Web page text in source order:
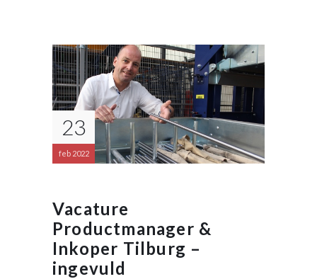
23
feb 2022
Vacature
Productmanager &
Inkoper Tilburg –
ingevuld